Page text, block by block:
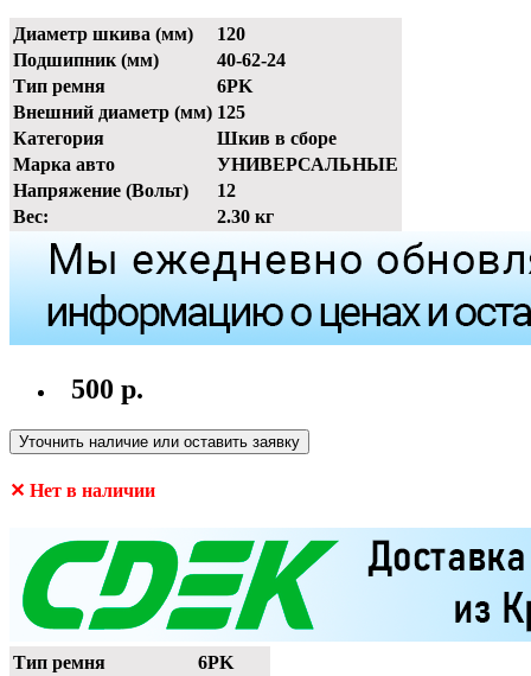
Диаметр шкива (мм)
120
Подшипник (мм)
40-62-24
Тип ремня
6PK
Внешний диаметр (мм) 125
Категория
Шкив в сборе
Марка авто
УНИВЕРСАЛЬНЫЕ
Напряжение (Вольт)
12
Вес:
2.30 кг
500 р.
Уточнить наличие или оставить заявку
✕ Нет в наличии
Тип ремня
6PK